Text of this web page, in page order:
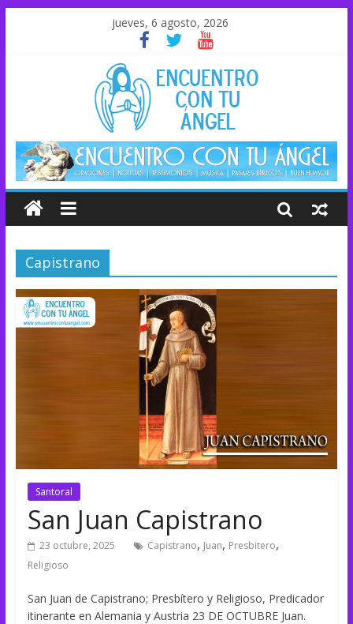
jueves, 6 agosto, 2026
Capistrano
Santoral
San Juan Capistrano
23 octubre, 2025 Capistrano, Juan, Presbitero,
Religioso
San Juan de Capistrano; Presbítero y Religioso, Predicador
itinerante en Alemania y Austria 23 DE OCTUBRE Juan.